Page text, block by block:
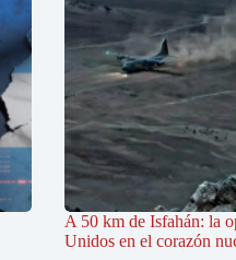
A 50 km de Isfahán: la
Unidos en el corazón